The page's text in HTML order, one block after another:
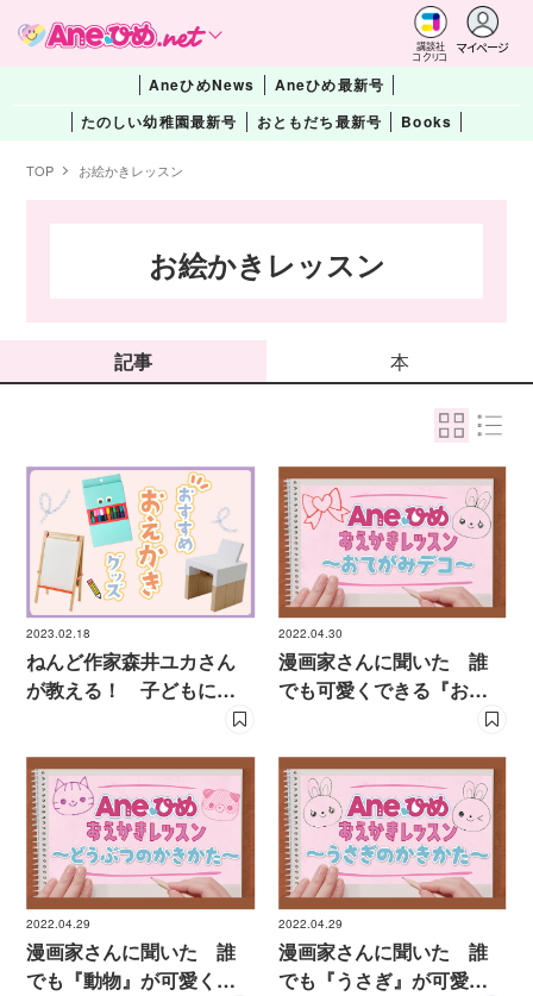
講談社
コクリコ
マイページ
AneひめNews
Aneひめ最新号
たのしい幼稚園最新号
おともだち最新号 Books
TOP お絵かきレッスン
お絵かきレッスン
記事 本
2023.02.18
ねんど作家森井ユカさん
が教える！ 子どもにお
すすめのお絵かきグッズ
2022.04.30
漫画家さんに聞いた 誰
でも可愛くできる『お手
2022.04.29
漫画家さんに聞いた 誰
でも『動物』が可愛く描
2022.04.29
漫画家さんに聞いた 誰
でも『うさぎ』が可愛く